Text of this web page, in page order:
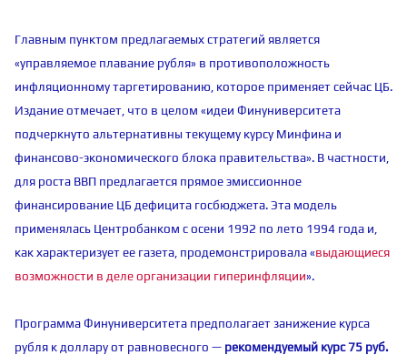
Главным пунктом предлагаемых стратегий является
«управляемое плавание рубля» в противоположность
инфляционному таргетированию, которое применяет сейчас ЦБ.
Издание отмечает, что в целом «идеи Финуниверситета
подчеркнуто альтернативны текущему курсу Минфина и
финансово-экономического блока правительства». В частности,
для роста ВВП предлагается прямое эмиссионное
финансирование ЦБ дефицита госбюджета. Эта модель
применялась Центробанком с осени 1992 по лето 1994 года и,
как характеризует ее газета, продемонстрировала «выдающиеся
возможности в деле организации гиперинфляции».
Программа Финуниверситета предполагает занижение курса
рубля к доллару от равновесного — рекомендуемый курс 75 руб.